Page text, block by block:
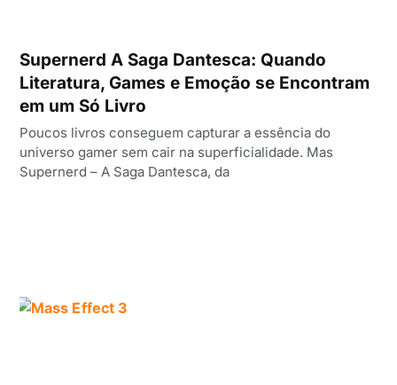
Supernerd A Saga Dantesca: Quando
Literatura, Games e Emoção se Encontram
em um Só Livro
Poucos livros conseguem capturar a essência do
universo gamer sem cair na superficialidade. Mas
Supernerd – A Saga Dantesca, da